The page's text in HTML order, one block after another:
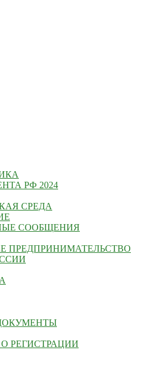
РФ 2024
СРЕДА
СООБЩЕНИЯ
ПРЕДПРИНИМАТЕЛЬСТВО
РЕГИСТРАЦИИ